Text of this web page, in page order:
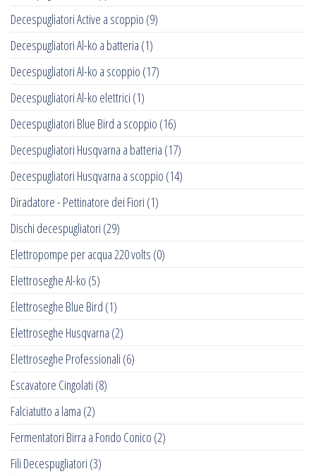
Decespugliatori Active a scoppio (9)
Decespugliatori Al-ko a batteria (1)
Decespugliatori Al-ko a scoppio (17)
Decespugliatori Al-ko elettrici (1)
Decespugliatori Blue Bird a scoppio (16)
Decespugliatori Husqvarna a batteria (17)
Decespugliatori Husqvarna a scoppio (14)
Diradatore - Pettinatore dei Fiori (1)
Dischi decespugliatori (29)
Elettropompe per acqua 220 volts (0)
Elettroseghe Al-ko (5)
Elettroseghe Blue Bird (1)
Elettroseghe Husqvarna (2)
Elettroseghe Professionali (6)
Escavatore Cingolati (8)
Falciatutto a lama (2)
Fermentatori Birra a Fondo Conico (2)
Fili Decespugliatori (3)